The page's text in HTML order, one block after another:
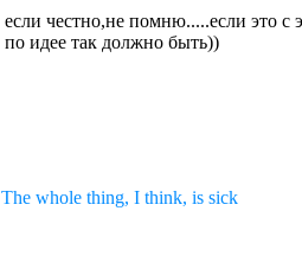
если честно,не помню.....если это с
по идее так должно быть))
The whole thing, I think, is sick